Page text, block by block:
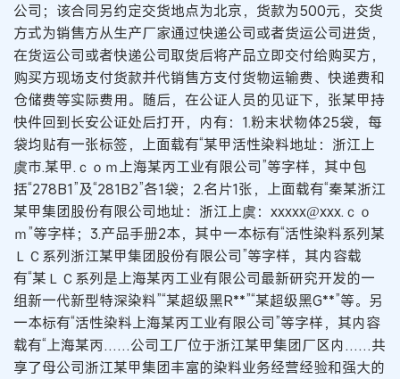
公司；该合同另约定交货地点为北京，货款为500元，交货
方式为销售方从生产厂家通过快递公司或者货运公司进货，
在货运公司或者快递公司取货后将产品立即交付给购买方，
购买方现场支付货款并代销售方支付货物运输费、快递费和
仓储费等实际费用。随后，在公证人员的见证下，张某甲持
快件回到长安公证处后打开，内有：1.粉末状物体25袋，每
袋均贴有一张标签，上面载有“某甲活性染料地址：浙江上
虞市.某甲.ｃｏｍ上海某丙工业有限公司”等字样，其中包
括“278B1”及“281B2”各1袋；2.名片1张，上面载有“秦某浙江
某甲集团股份有限公司地址：浙江上虞：xxxxx@xxx.ｃｏ
ｍ”等字样；3.产品手册2本，其中一本标有“活性染料系列某
ＬＣ系列浙江某甲集团股份有限公司”等字样，其内容载
有“某ＬＣ系列是上海某丙工业有限公司最新研究开发的一
组新一代新型特深染料”“某超级黑R**”“某超级黑G**”等。另
一本标有“活性染料上海某丙工业有限公司”等字样，其内容
载有“上海某丙……公司工厂位于浙江某甲集团厂区内……共
享了母公司浙江某甲集团丰富的染料业务经营经验和强大的